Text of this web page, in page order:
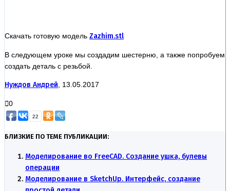
Скачать готовую модель Zazhim.stl
В следующем уроке мы создадим шестерню, а также попробуем
создать деталь с резьбой.
Нуждов Андрей , 13.05.2017
0
22
БЛИЗКИЕ ПО ТЕМЕ ПУБЛИКАЦИИ:
Моделирование во FreeCAD. Создание ушка, булевы
операции
Моделирование в SketchUp. Интерфейс, создание